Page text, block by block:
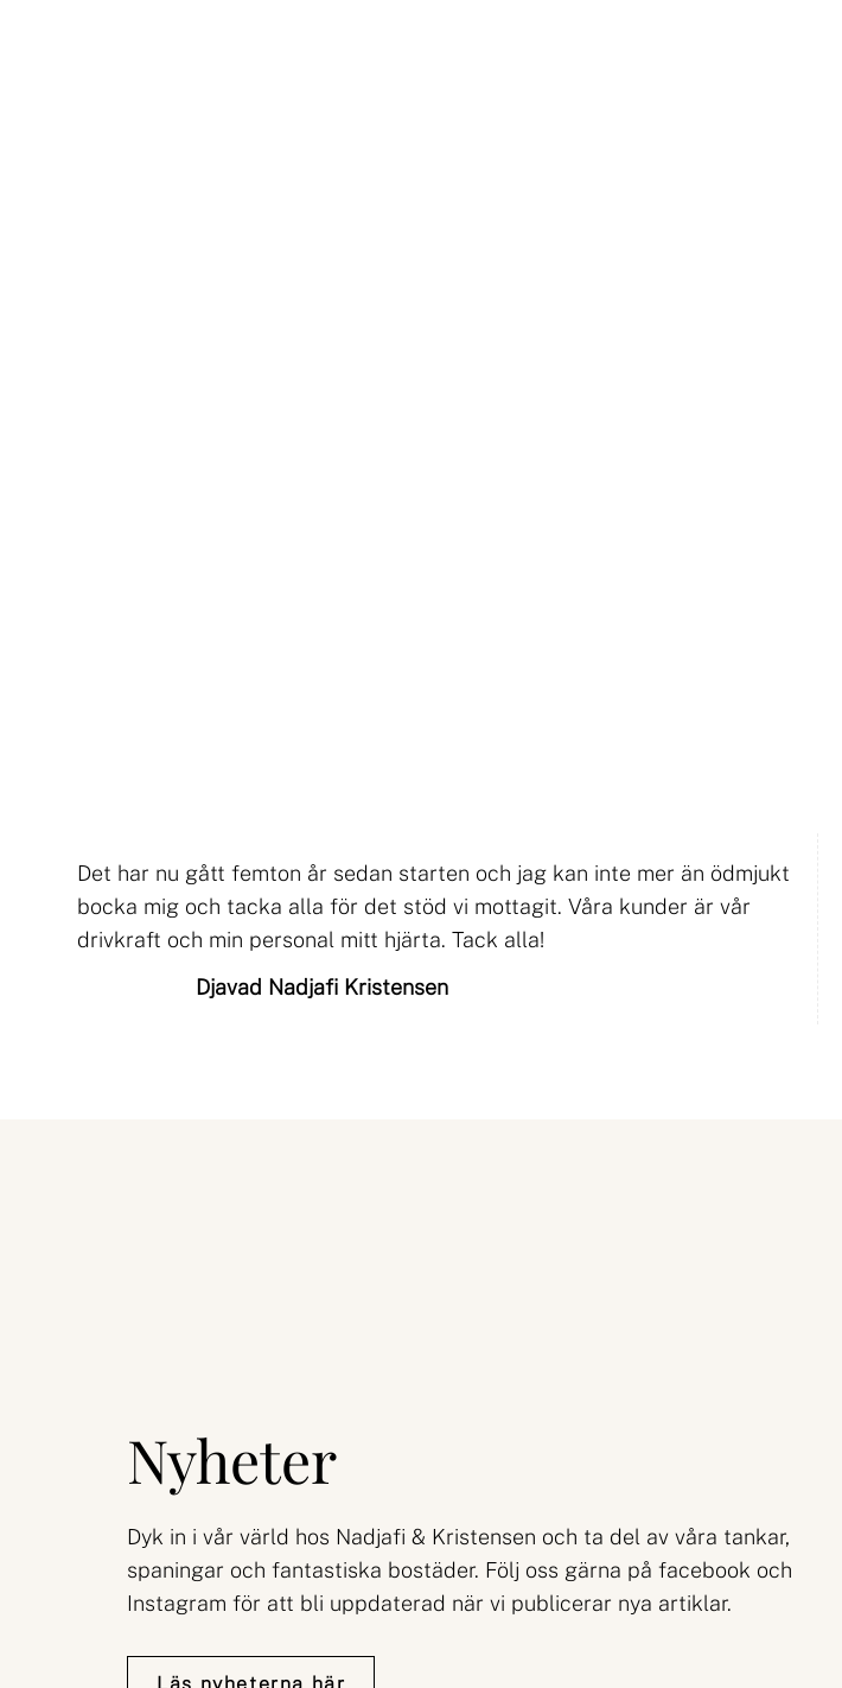
Det har nu gått femton år sedan starten och jag kan inte mer än ödmjukt
bocka mig och tacka alla för det stöd vi mottagit. Våra kunder är vår
drivkraft och min personal mitt hjärta. Tack alla!
Djavad Nadjafi Kristensen
Nyheter
Dyk in i vår värld hos Nadjafi & Kristensen och ta del av våra tankar,
spaningar och fantastiska bostäder. Följ oss gärna på facebook och
Instagram för att bli uppdaterad när vi publicerar nya artiklar.